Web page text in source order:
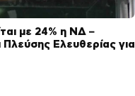
με 24% η ΝΔ –
Ελευθερίας για